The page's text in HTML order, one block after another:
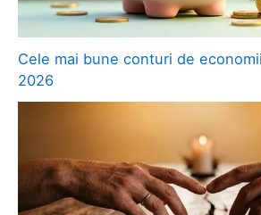
Cele mai bune conturi de
2026